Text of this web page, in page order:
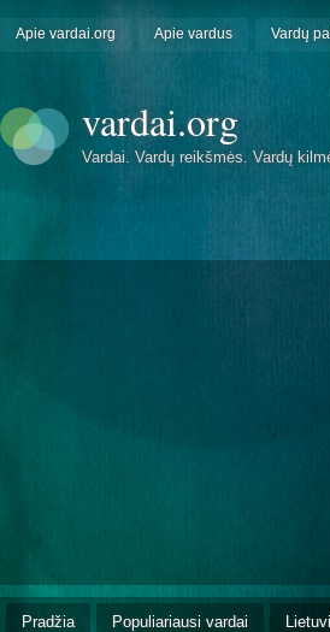
Apie vardai.org Apie vardus Vardų
vardai.org
Vardai. Vardų reikšmės. Vardų
Pradžia Populiariausi vardai